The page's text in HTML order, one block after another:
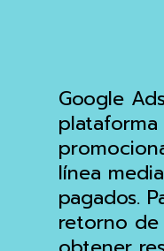
Google
línea
pagados.
retorno